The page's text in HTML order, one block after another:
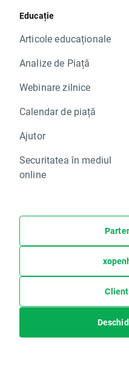
Educație
Articole educaționale
Analize de Piață
Webinare zilnice
Calendar de piață
Ajutor
Securitatea în mediul
online